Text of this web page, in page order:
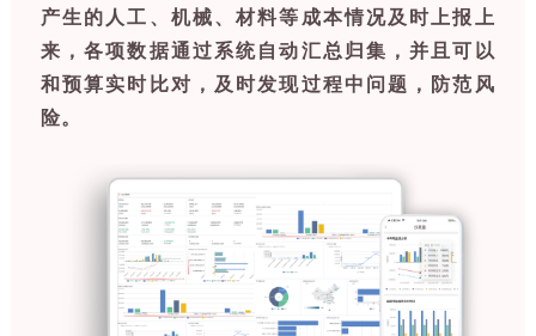
产生的人工、机械、材料等成本情况及时上报上
来，各项数据通过系统自动汇总归集，并且可以
和预算实时比对，及时发现过程中问题，防范风
险。